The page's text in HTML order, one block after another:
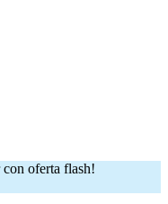
con oferta flash!